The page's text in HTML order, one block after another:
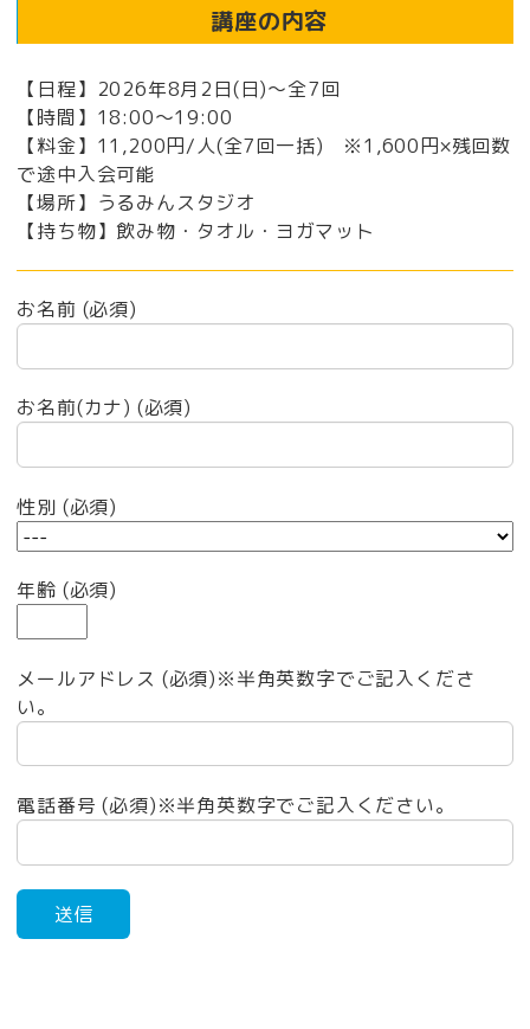
講座の内容
【日程】2026年8月2日(日)～全7回
【時間】18:00～19:00
【料金】11,200円/人(全7回一括) ※1,600円×残回数
で途中入会可能
【場所】うるみんスタジオ
【持ち物】飲み物・タオル・ヨガマット
お名前 (必須)
お名前(カナ) (必須)
性別 (必須)
年齢 (必須)
メールアドレス (必須)※半角英数字でご記入くださ
い。
電話番号 (必須)※半角英数字でご記入ください。